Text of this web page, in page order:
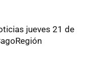
jueves 21 de